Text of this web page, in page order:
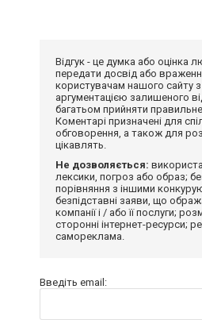
Відгук - це думка або оцінка
передати досвід або
користувачам нашого сайту
аргументацією залишеного
багатьом прийняти
Коментарі призначені для
обговорення, а також для
цікавлять.
Не дозволяється:
лексики, погроз або образ;
порівняння з іншими
безпідставні заяви, що
компанії і / або її послуги;
сторонні інтернет-ресурси;
самореклама.
Введіть email: